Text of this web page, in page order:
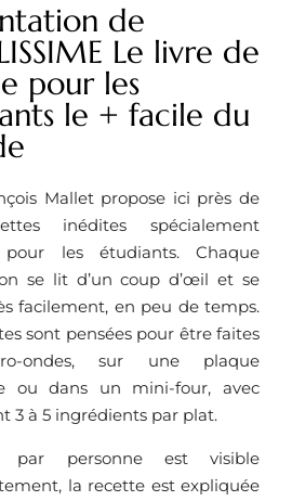
de
Le livre de
pour les
le + facile du
Mallet propose ici près de
inédites spécialement
pour les étudiants. Chaque
se lit d’un coup d’œil et se
facilement, en peu de temps.
sont pensées pour être faites
ondes, sur une plaque
ou dans un mini-four, avec
3 à 5 ingrédients par plat.
personne est visible
la recette est expliquée